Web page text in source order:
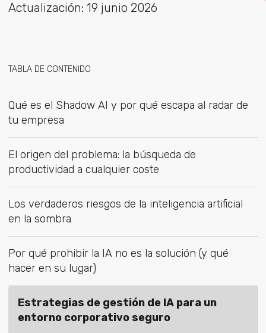
Actualización: 19 junio 2026
TABLA DE CONTENIDO
Qué es el Shadow AI y por qué escapa al radar de
tu empresa
El origen del problema: la búsqueda de
productividad a cualquier coste
Los verdaderos riesgos de la inteligencia artificial
en la sombra
Por qué prohibir la IA no es la solución (y qué
hacer en su lugar)
Estrategias de gestión de IA para un
entorno corporativo seguro